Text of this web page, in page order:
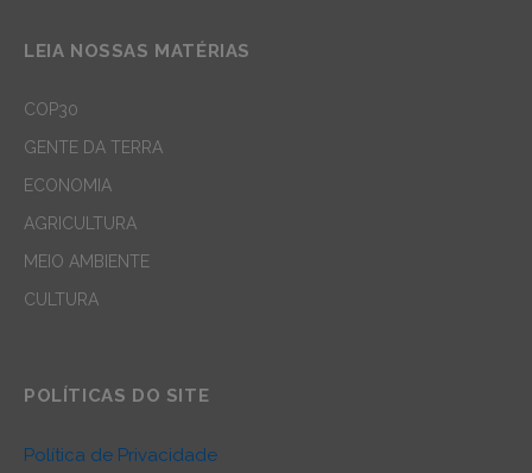
LEIA NOSSAS MATÉRIAS
COP30
GENTE DA TERRA
ECONOMIA
AGRICULTURA
MEIO AMBIENTE
CULTURA
POLÍTICAS DO SITE
Política de Privacidade